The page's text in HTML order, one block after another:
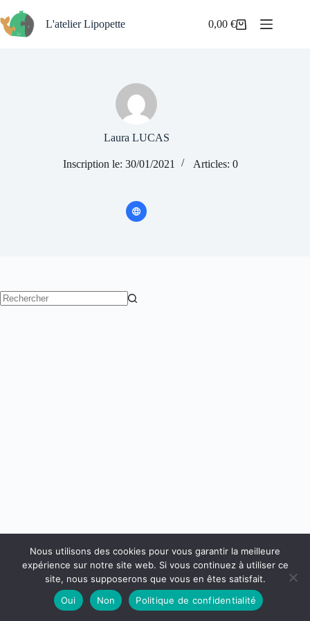
au
contenu
L'atelier Lipopette
Panier
0,00€
Laura LUCAS
Inscription le: 30/01/2021 Articles: 0
Mentions légales
Contactez nous
Copyright © 2026 - Thème WordPress parCreative Themes
Nous utilisons des cookies pour vous garantir la meilleure
expérience sur notre site web. Si vous continuez à utiliser ce
site, nous supposerons que vous en êtes satisfait.
Oui
Non Politique de confidentialité